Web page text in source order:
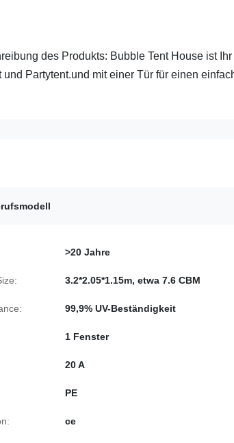
des Produkts: Bubble Tent House ist Ihr
Partytent.und mit einer Tür für einen
>20 Jahre
3.2*2.05*1.15m, etwa 7.6 CBM
99,9% UV-Beständigkeit
1 Fenster
20 A
PE
ce